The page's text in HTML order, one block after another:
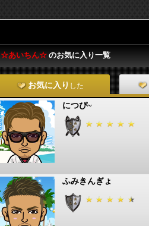
☆あいちん☆ のお気に入り一覧
お気に入り した
につぴ~
ふみきんぎょ